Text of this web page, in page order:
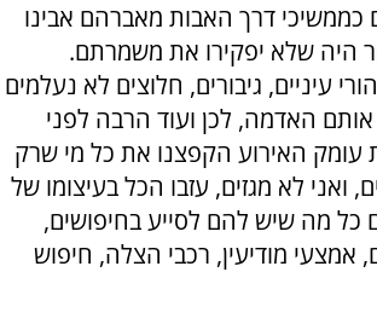
כממשיכי דרך האבות מאברהם אבינו
היה שלא יפקירו את משמרתם.
עיניים, גיבורים, חלוצים לא נעלמים
האדמה, לכן ועוד הרבה לפני
עומק האירוע הקפצנו את כל מי שרק
ואני לא מגזים, עזבו הכל בעיצומו של
כל מה שיש להם לסייע בחיפושים,
אמצעי מודיעין, רכבי הצלה, חיפוש